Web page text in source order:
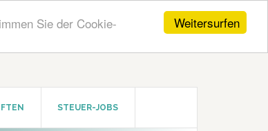
Weitersurfen
Sie der Cookie-
STEUER-JOBS